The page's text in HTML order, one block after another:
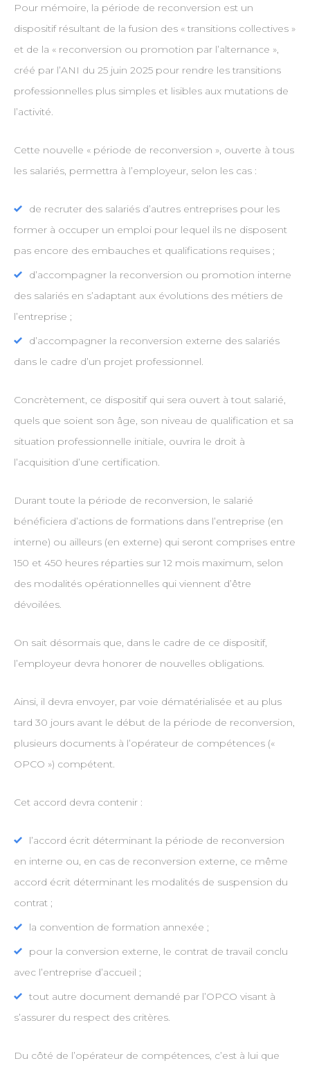
Pour mémoire, la période de reconversion est un
dispositif résultant de la fusion des « transitions collectives »
et de la « reconversion ou promotion par l’alternance »,
créé par l’ANI du 25 juin 2025 pour rendre les transitions
professionnelles plus simples et lisibles aux mutations de
l’activité.
Cette nouvelle « période de reconversion », ouverte à tous
les salariés, permettra à l’employeur, selon les cas :
de recruter des salariés d’autres entreprises pour les
former à occuper un emploi pour lequel ils ne disposent
pas encore des embauches et qualifications requises ;
d’accompagner la reconversion ou promotion interne
des salariés en s’adaptant aux évolutions des métiers de
l’entreprise ;
d’accompagner la reconversion externe des salariés
dans le cadre d’un projet professionnel.
Concrètement, ce dispositif qui sera ouvert à tout salarié,
quels que soient son âge, son niveau de qualification et sa
situation professionnelle initiale, ouvrira le droit à
l’acquisition d’une certification.
Durant toute la période de reconversion, le salarié
bénéficiera d’actions de formations dans l’entreprise (en
interne) ou ailleurs (en externe) qui seront comprises entre
150 et 450 heures réparties sur 12 mois maximum, selon
des modalités opérationnelles qui viennent d’être
dévoilées.
On sait désormais que, dans le cadre de ce dispositif,
l’employeur devra honorer de nouvelles obligations.
Ainsi, il devra envoyer, par voie dématérialisée et au plus
tard 30 jours avant le début de la période de reconversion,
plusieurs documents à l’opérateur de compétences («
OPCO ») compétent.
Cet accord devra contenir :
l’accord écrit déterminant la période de reconversion
en interne ou, en cas de reconversion externe, ce même
accord écrit déterminant les modalités de suspension du
contrat ;
la convention de formation annexée ;
pour la conversion externe, le contrat de travail conclu
avec l’entreprise d’accueil ;
tout autre document demandé par l’OPCO visant à
s’assurer du respect des critères.
Du côté de l’opérateur de compétences, c’est à lui que